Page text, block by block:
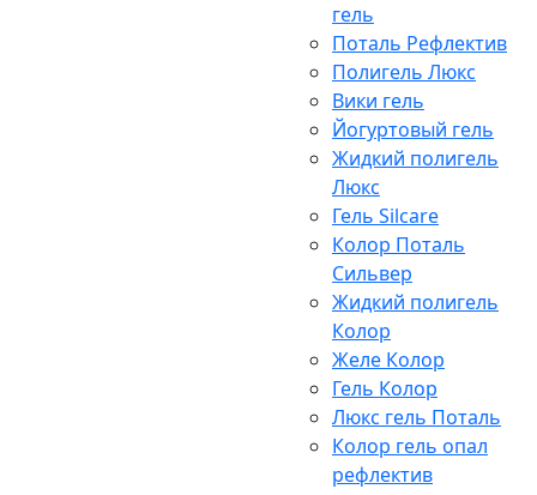
гель
Поталь Рефлектив
Полигель Люкс
Вики гель
Йогуртовый гель
Жидкий полигель
Люкс
Гель Silcare
Колор Поталь
Сильвер
Жидкий полигель
Колор
Желе Колор
Гель Колор
Люкс гель Поталь
Колор гель опал
рефлектив